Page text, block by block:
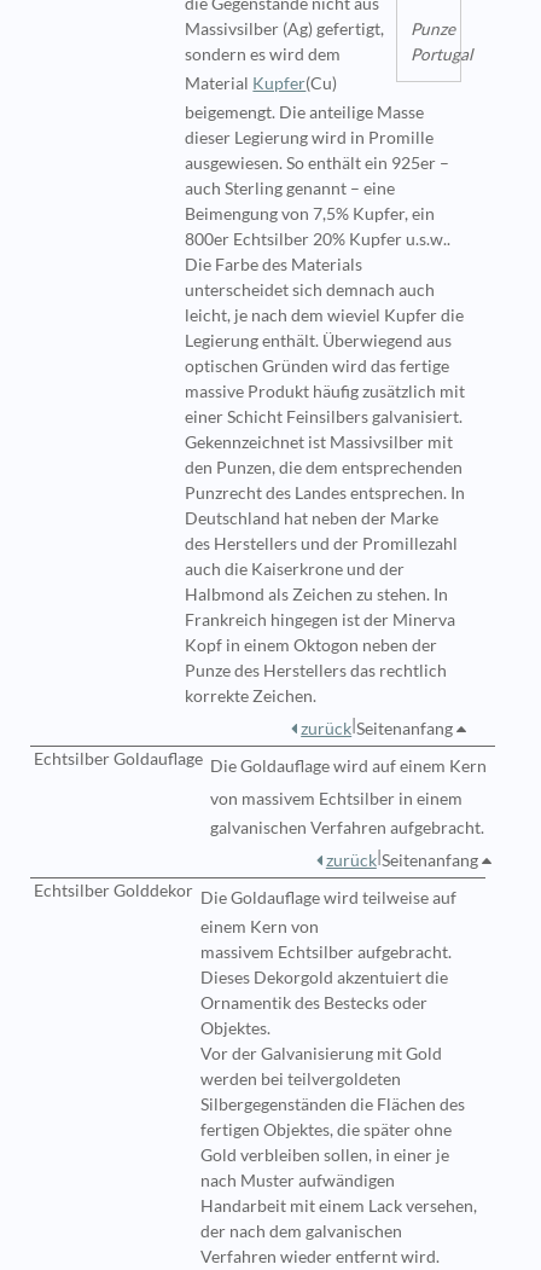
Punze
Portugal
Massivsilber (Ag) gefertigt,
sondern es wird dem
Material Kupfer(Cu)
beigemengt. Die anteilige Masse
dieser Legierung wird in Promille
ausgewiesen. So enthält ein 925er –
auch Sterling genannt – eine
Beimengung von 7,5% Kupfer, ein
800er Echtsilber 20% Kupfer u.s.w..
Die Farbe des Materials
unterscheidet sich demnach auch
leicht, je nach dem wieviel Kupfer die
Legierung enthält. Überwiegend aus
optischen Gründen wird das fertige
massive Produkt häufig zusätzlich mit
einer Schicht Feinsilbers galvanisiert.
Gekennzeichnet ist Massivsilber mit
den Punzen, die dem entsprechenden
Punzrecht des Landes entsprechen. In
Deutschland hat neben der Marke
des Herstellers und der Promillezahl
auch die Kaiserkrone und der
Halbmond als Zeichen zu stehen. In
Frankreich hingegen ist der Minerva
Kopf in einem Oktogon neben der
Punze des Herstellers das rechtlich
korrekte Zeichen.
zurück Seitenanfang
Echtsilber Goldauflage DieGoldauflagewird auf einem Kern
von massivem Echtsilber in einem
galvanischen Verfahren aufgebracht.
zurück| Seitenanfang
Echtsilber Golddekor Die Goldauflage wird teilweise auf
einem Kern von
massivem Echtsilber aufgebracht.
Dieses Dekorgold akzentuiert die
Ornamentik des Bestecks oder
Objektes.
Vor der Galvanisierung mit Gold
werden bei teilvergoldeten
Silbergegenständen die Flächen des
fertigen Objektes, die später ohne
Gold verbleiben sollen, in einer je
nach Muster aufwändigen
Handarbeit mit einem Lack versehen,
der nach dem galvanischen
Verfahren wieder entfernt wird.